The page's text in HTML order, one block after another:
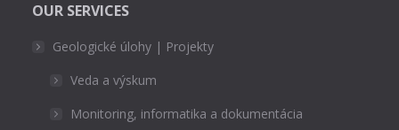
OUR SERVICES
Geologické úlohy | Projekty
Veda a výskum
Monitoring, informatika a dokumentácia